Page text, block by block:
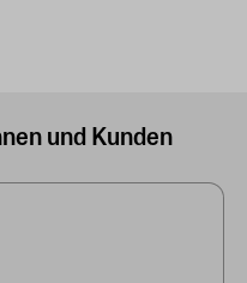
und Kunden